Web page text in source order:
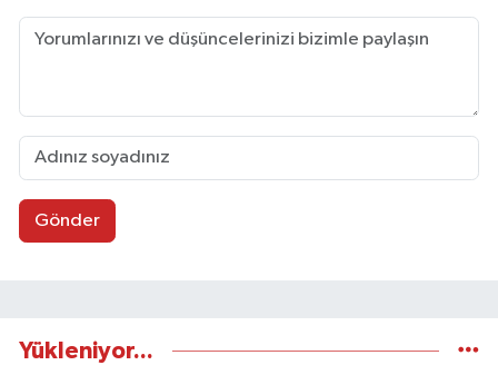
Gönder
Yükleniyor...